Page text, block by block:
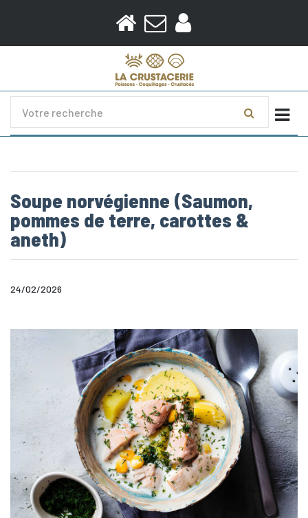
Soupe norvégienne (Saumon,
pommes de terre, carottes &
aneth)
24/02/2026